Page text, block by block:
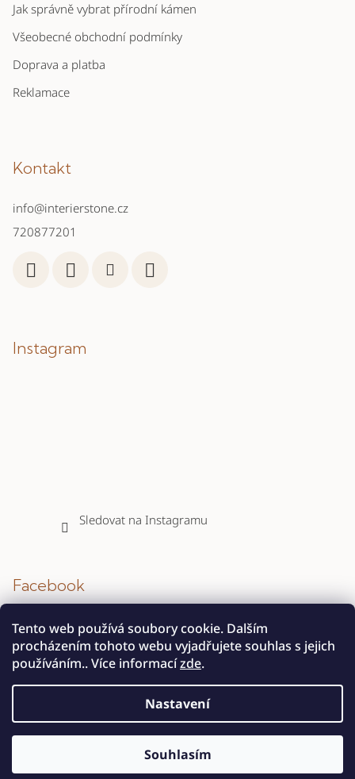
Tento web používá soubory cookie. Dalším
procházením tohoto webu vyjadřujete souhlas s jejich
používáním.. Více informacízde.
Nastavení
Souhlasím
Jak správně vybrat přírodní kámen
Všeobecné obchodní podmínky
Doprava a platba
Reklamace
Kontakt
info@interierstone.cz
720877201
Instagram
Sledovat na Instagramu
Facebook
Copyright 2026INTERIER STONE s.r.o.. Všechna práva